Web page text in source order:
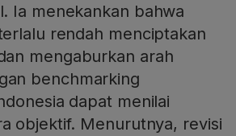
Ia menekankan bahwa
rendah menciptakan
mengaburkan arah
benchmarking
dapat menilai
objektif. Menurutnya, revisi